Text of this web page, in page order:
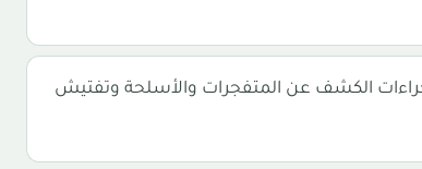
الكشف عن المتفجرات والأسلحة وتفتيش